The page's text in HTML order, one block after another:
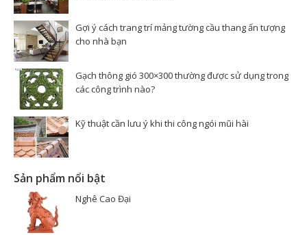
Gợi ý cách trang trí mảng tường cầu thang ấn tượng
cho nhà bạn
Gạch thông gió 300×300 thường được sử dụng trong
các công trình nào?
Kỹ thuật cần lưu ý khi thi công ngói mũi hài
Sản phẩm nổi bật
Nghê Cao Đại